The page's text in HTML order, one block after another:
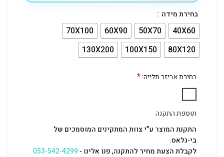
בחירת מידה
40X60
50X70
60X90
70X100
80X120
100X150
130X200
בחירת אביזר תלייה:*
תוספת התקנה
התקנת המוצר ע"י צוות המתקינים המוסמכים של
בי-גלאס.
לקבלת הצעת מחיר להתקנה, פנו אלינו -053-542-4299